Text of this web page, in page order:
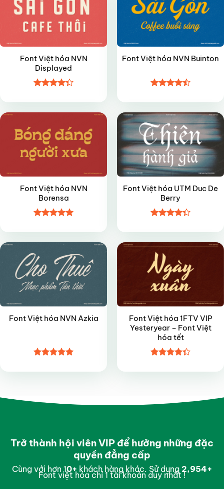
Font Việt hóa NVN
Displayed
hạng4.35
5 sao
Font Việt hóa NVN Buinton
hạng4.5
5 sao
Font Việt hóa NVN
Borensa
hạng4.95
5 sao
Font Việt hóa UTM Duc De
Berry
hạng4.35
5 sao
Font Việt hóa NVN Azkia
hạng4.95
Font Việt hóa 1FTV VIP
Yesteryear – Font Việt
hóa tết
hạng4.35
Trở thành hội viên VIP để hưởng những đặc
quyền đẳng cấp
Cùng với hơn 10+ khách hàng khác. Sử dụng 2,997+
Font việt hóa chỉ 1 tài khoản duy nhất !